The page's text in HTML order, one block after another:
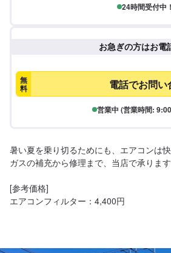
24時間受付中！
お急ぎの方はお電
無
料 電話でお問い
営業中 (営業時間:
暑い夏を乗り切るためにも、エアコンは
ガスの補充から修理まで、当店で承ります
[参考価格]
エアコンフィルター：4,400円